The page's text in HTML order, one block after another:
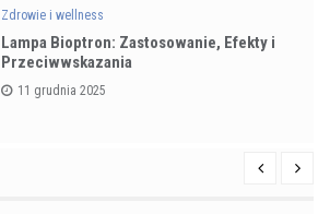
Zdrowie i wellness
Lampa Bioptron: Zastosowanie, Efekty i
Przeciwwskazania
11 grudnia 2025